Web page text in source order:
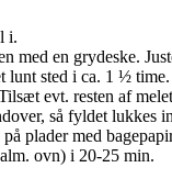
i.
med en grydeske.
lunt sted i ca. 1 ½ time.
evt. resten af
så fyldet lukkes
plader med
ovn) i 20-25 min.